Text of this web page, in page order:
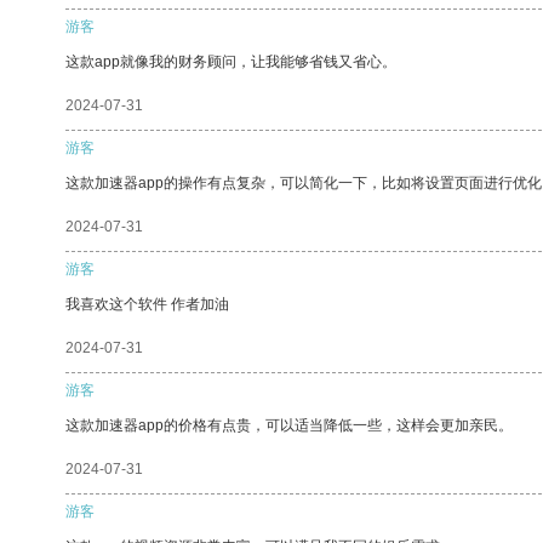
游客
这款app就像我的财务顾问，让我能够省钱又省心。
2024-07-31
游客
这款加速器app的操作有点复杂，可以简化一下，比如将设置页面进行优
2024-07-31
游客
我喜欢这个软件 作者加油
2024-07-31
游客
这款加速器app的价格有点贵，可以适当降低一些，这样会更加亲民。
2024-07-31
游客